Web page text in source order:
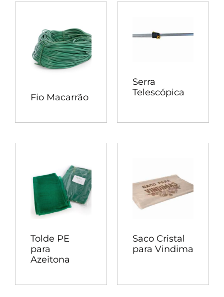
Fio Macarrão
Serra
Telescópica
Tolde PE
para
Azeitona
Saco Cristal
para Vindima